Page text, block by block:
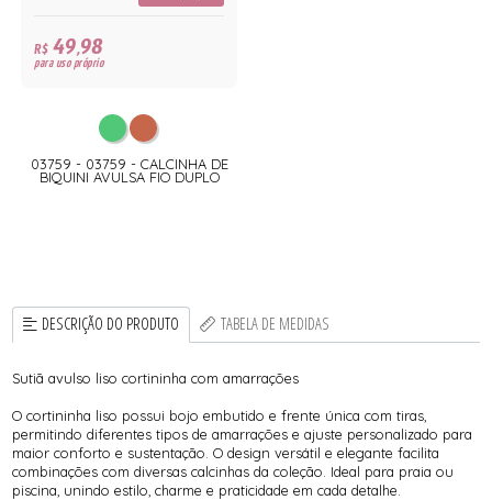
R$49,98
para uso próprio
03759 - 03759 - CALCINHA DE
BIQUINI AVULSA FIO DUPLO
DESCRIÇÃO DO PRODUTO TABELA DE MEDIDAS
Sutiã avulso liso cortininha com amarrações
O cortininha liso possui bojo embutido e frente única com tiras,
permitindo diferentes tipos de amarrações e ajuste personalizado para
maior conforto e sustentação. O design versátil e elegante facilita
combinações com diversas calcinhas da coleção. Ideal para praia ou
piscina, unindo estilo, charme e praticidade em cada detalhe.